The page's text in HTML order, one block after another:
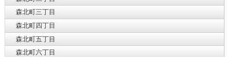
森北町三丁目
森北町四丁目
森北町五丁目
森北町六丁目